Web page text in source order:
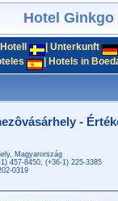
Hotel Ginkgo
Hotell Unterkunft
Hotels in
-
Magyarország
457-8450, (+36-1) 225-3385
0319